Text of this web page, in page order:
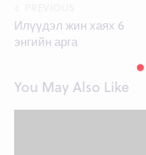
navigation
Илүүдэл жин хаях 6
энгийн арга
You May Also Like